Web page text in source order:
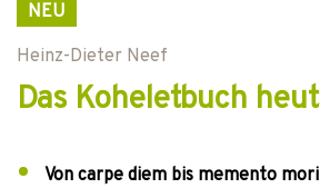
NEU
Heinz-Dieter Neef
Das Koheletbuch
Von carpe diem bis memento mori